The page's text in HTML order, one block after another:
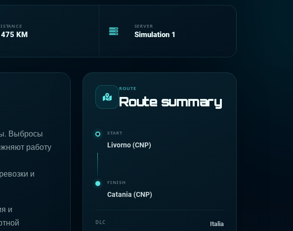
KM
SERVER
Simulation 1
Выбросы
работу
и
и
ROUTE
Route summary
START
Livorno (CNP)
FINISH
Catania (CNP)
DLC Italia